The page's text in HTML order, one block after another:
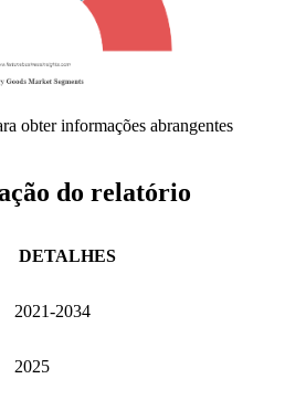
obter informações abrangentes
do relatório
DETALHES
2021-2034
2025